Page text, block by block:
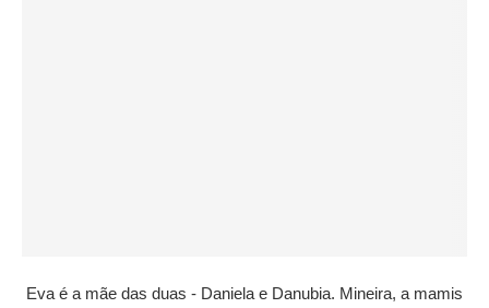
Eva é a mãe das duas - Daniela e Danubia. Mineira, a mamis